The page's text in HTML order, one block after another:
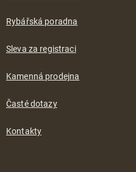
Rybářská poradna
Sleva za registraci
Kamenná prodejna
Časté dotazy
Kontakty